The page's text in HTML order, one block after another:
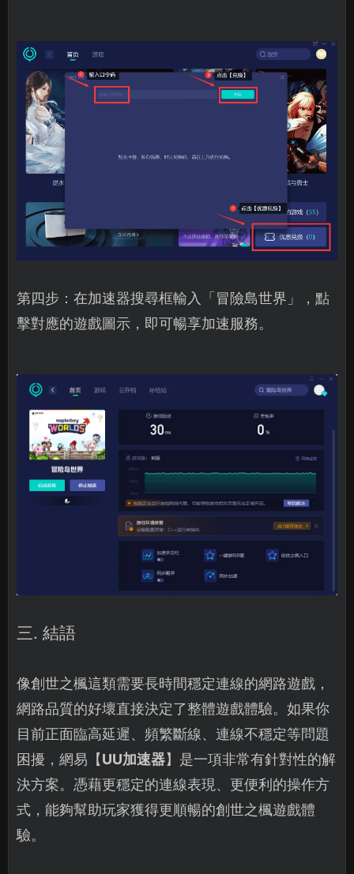
第四步：在加速器搜尋框輸入「冒險島世界」，點
擊對應的遊戲圖示，即可暢享加速服務。
三. 結語
像創世之楓這類需要長時間穩定連線的網路遊戲，
網路品質的好壞直接決定了整體遊戲體驗。如果你
目前正面臨高延遲、頻繁斷線、連線不穩定等問題
困擾，網易【UU加速器】是一項非常有針對性的解
決方案。憑藉更穩定的連線表現、更便利的操作方
式，能夠幫助玩家獲得更順暢的創世之楓遊戲體
驗。